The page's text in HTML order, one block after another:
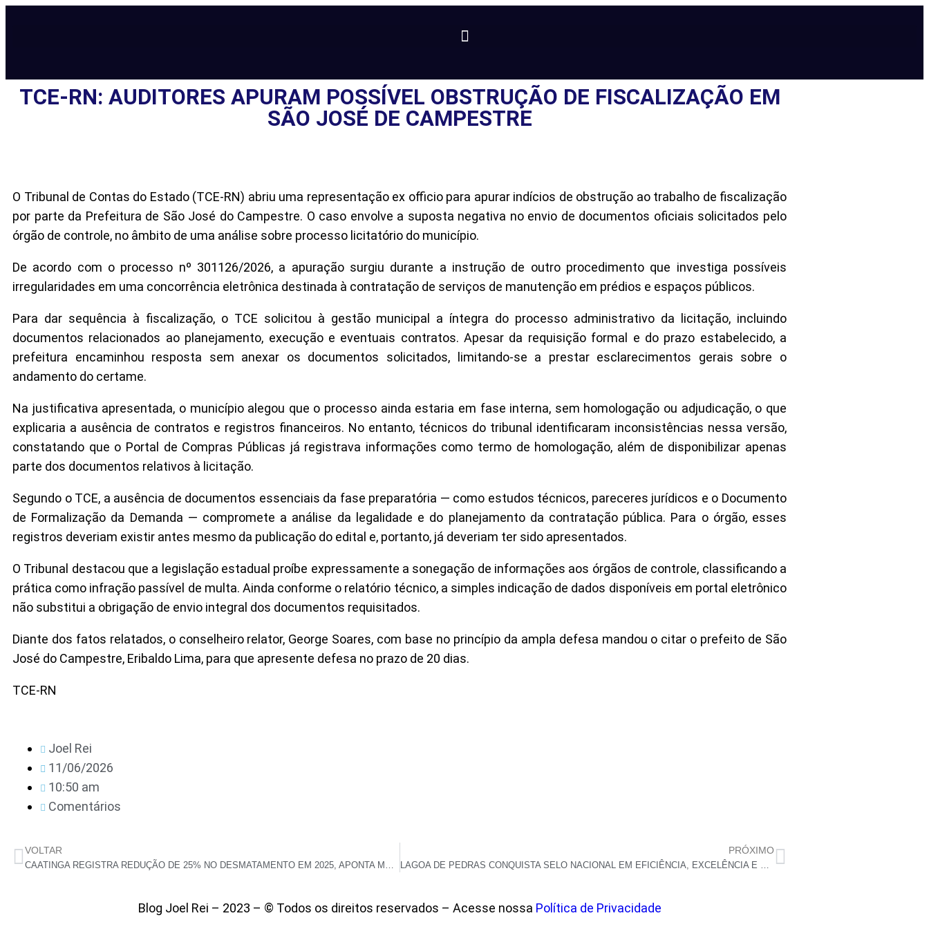
TCE-RN: AUDITORES APURAM POSSÍVEL OBSTRUÇÃO DE FISCALIZAÇÃO EM
SÃO JOSÉ DE CAMPESTRE
O Tribunal de Contas do Estado (TCE-RN) abriu uma representação ex officio para apurar indícios de obstrução ao trabalho de fiscalização
por parte da Prefeitura de São José do Campestre. O caso envolve a suposta negativa no envio de documentos oficiais solicitados pelo
órgão de controle, no âmbito de uma análise sobre processo licitatório do município.
De acordo com o processo nº 301126/2026, a apuração surgiu durante a instrução de outro procedimento que investiga possíveis
irregularidades em uma concorrência eletrônica destinada à contratação de serviços de manutenção em prédios e espaços públicos.
Para dar sequência à fiscalização, o TCE solicitou à gestão municipal a íntegra do processo administrativo da licitação, incluindo
documentos relacionados ao planejamento, execução e eventuais contratos. Apesar da requisição formal e do prazo estabelecido, a
prefeitura encaminhou resposta sem anexar os documentos solicitados, limitando-se a prestar esclarecimentos gerais sobre o
andamento do certame.
Na justificativa apresentada, o município alegou que o processo ainda estaria em fase interna, sem homologação ou adjudicação, o que
explicaria a ausência de contratos e registros financeiros. No entanto, técnicos do tribunal identificaram inconsistências nessa versão,
constatando que o Portal de Compras Públicas já registrava informações como termo de homologação, além de disponibilizar apenas
parte dos documentos relativos à licitação.
Segundo o TCE, a ausência de documentos essenciais da fase preparatória — como estudos técnicos, pareceres jurídicos e o Documento
de Formalização da Demanda — compromete a análise da legalidade e do planejamento da contratação pública. Para o órgão, esses
registros deveriam existir antes mesmo da publicação do edital e, portanto, já deveriam ter sido apresentados.
O Tribunal destacou que a legislação estadual proíbe expressamente a sonegação de informações aos órgãos de controle, classificando a
prática como infração passível de multa. Ainda conforme o relatório técnico, a simples indicação de dados disponíveis em portal eletrônico
não substitui a obrigação de envio integral dos documentos requisitados.
Diante dos fatos relatados, o conselheiro relator, George Soares, com base no princípio da ampla defesa mandou o citar o prefeito de São
José do Campestre, Eribaldo Lima, para que apresente defesa no prazo de 20 dias.
TCE-RN
Joel Rei
11/06/2026
10:50 am
Comentários
VOLTAR
CAATINGA REGISTRA REDUÇÃO DE 25% NO DESMATAMENTO EM 2025, APONTA MAPBIOMAS
PRÓXIMO
LAGOA DE PEDRAS CONQUISTA SELO NACIONAL EM EFICIÊNCIA, EXCELÊNCIA E TRANSPARÊNCIA DE RECURSOS NA ASSISTÊNCIA SOCIAL
Blog Joel Rei – 2023 – © Todos os direitos reservados – Acesse nossa Política de Privacidade